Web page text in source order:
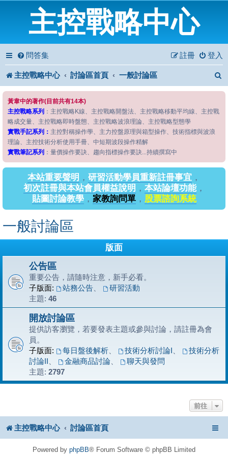
主控戰略中心
問答集 登入
註冊
主控戰略中心 討論區首頁 一般討論區
黃韋中的著作(目前共有14本)
主控戰略系列 ：主控戰略K線、主控戰略開盤法、主控戰略移動平均線、主控戰
略成交量、主控戰略即時盤態、主控戰略波浪理論、主控戰略型態學
實戰手記系列： 主控對稱操作學、主力控盤原理與箱型操作、技術指標與波浪
理論、主控技術分析使用手冊、中短期波段操作精解
實戰筆記系列 ：量價操作要訣、趨向指標操作要訣...持續撰寫中
本站重要聲明 ， 研習活動學員重新註冊事宜 ，
初次註冊與本站會員權益說明 ， 本站論壇功能，
貼圖討論教學， 家教詢問單， 股票諮詢系統
一般討論區
版面
公告區
重要公告，請隨時注意，新手必看。
子版面:
站務公告、
研習活動
主題: 46
開放討論區
提供訪客瀏覽，若要發表主題或參與討論，請註冊為會
員。
子版面:
每日盤後解析、 技術分析討論I
技術分析
討論II
金融商品討論、
聊天與發問
主題: 2797
前往
主控戰略中心 討論區首頁
Powered by phpBB® Forum Software © phpBB Limited